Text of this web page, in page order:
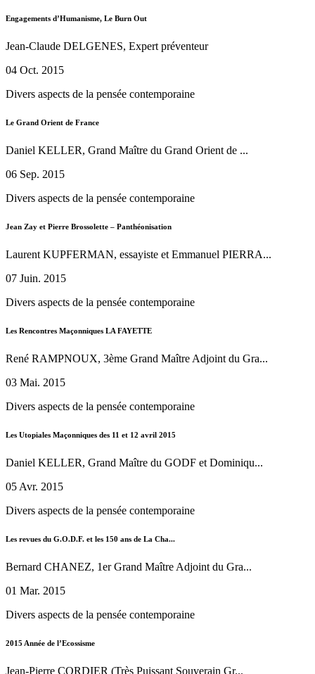
Engagements d’Humanisme, Le Burn Out
Jean-Claude DELGENES, Expert préventeur
04 Oct. 2015
Divers aspects de la pensée contemporaine
Le Grand Orient de France
Daniel KELLER, Grand Maître du Grand Orient de ...
06 Sep. 2015
Divers aspects de la pensée contemporaine
Jean Zay et Pierre Brossolette – Panthéonisation
Laurent KUPFERMAN, essayiste et Emmanuel PIERRA...
07 Juin. 2015
Divers aspects de la pensée contemporaine
Les Rencontres Maçonniques LA FAYETTE
René RAMPNOUX, 3ème Grand Maître Adjoint du Gra...
03 Mai. 2015
Divers aspects de la pensée contemporaine
Les Utopiales Maçonniques des 11 et 12 avril 2015
Daniel KELLER, Grand Maître du GODF et Dominiqu...
05 Avr. 2015
Divers aspects de la pensée contemporaine
Les revues du G.O.D.F. et les 150 ans de La Cha...
Bernard CHANEZ, 1er Grand Maître Adjoint du Gra...
01 Mar. 2015
Divers aspects de la pensée contemporaine
2015 Année de l’Ecossisme
Jean-Pierre CORDIER (Très Puissant Souverain Gr...